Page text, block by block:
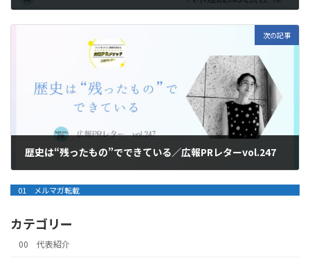
次の記事
歴史は“残ったもの”でできている／広報PRレターvol.247
01 メルマガ転載
カテゴリー
00 代表紹介